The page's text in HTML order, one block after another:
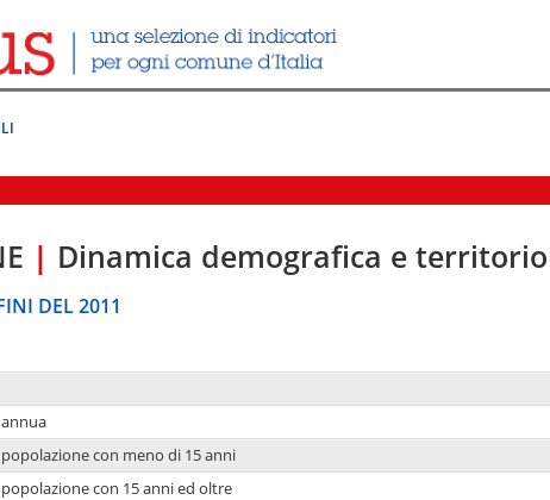
| Dinamica demografica e territorio
DEL 2011
con meno di 15 anni
con 15 anni ed oltre